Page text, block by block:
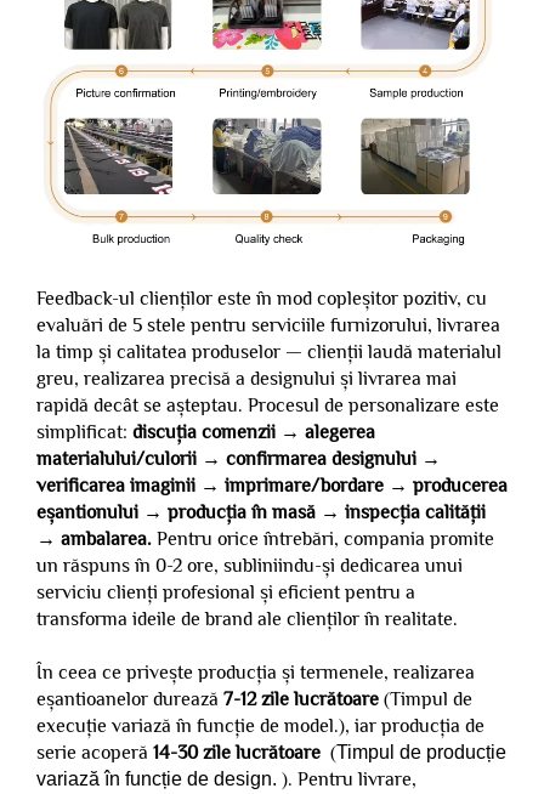
Feedback-ul clienților este în mod copleșitor pozitiv, cu
evaluări de 5 stele pentru serviciile furnizorului, livrarea
la timp și calitatea produselor — clienții laudă materialul
greu, realizarea precisă a designului și livrarea mai
rapidă decât se așteptau. Procesul de personalizare este
simplificat: discuția comenzii → alegerea
materialului/culorii → confirmarea designului →
verificarea imaginii → imprimare/bordare → producerea
eșantionului → producția în masă → inspecția calității
→ ambalarea. Pentru orice întrebări, compania promite
un răspuns în 0-2 ore, subliniindu-și dedicarea unui
serviciu clienți profesional și eficient pentru a
transforma ideile de brand ale clienților în realitate.
În ceea ce privește producția și termenele, realizarea
eșantioanelor durează 7-12 zile lucrătoare (Timpul de
execuție variază în funcție de model.), iar producția de
serie acoperă 14-30 zile lucrătoare (Timpul de producție
variază în funcție de design. ). Pentru livrare,